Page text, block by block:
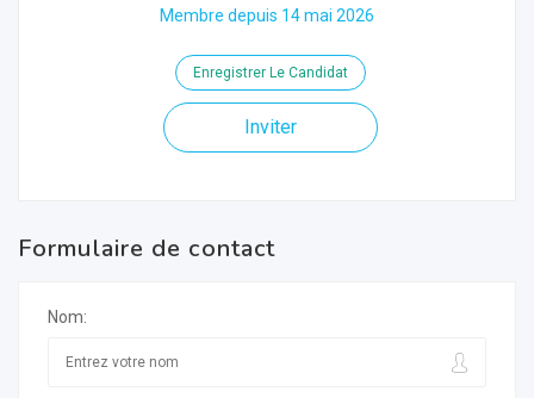
Membre depuis 14 mai 2026
Enregistrer Le Candidat
Inviter
Formulaire de contact
Nom: